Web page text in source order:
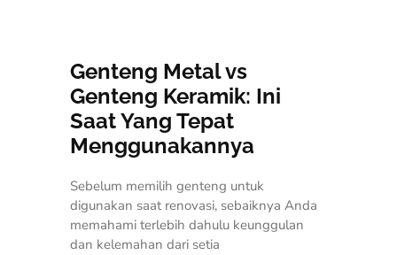
Genteng Metal vs
Genteng Keramik: Ini
Saat Yang Tepat
Menggunakannya
Sebelum memilih genteng untuk
digunakan saat renovasi, sebaiknya Anda
memahami terlebih dahulu keunggulan
dan kelemahan dari setia